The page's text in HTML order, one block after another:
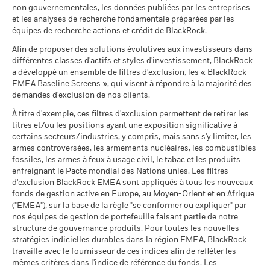
passées.Les performances passées ne sont pas un indicateur
fiable des performances futures. Les marchés pourraient
évoluer très différemment. Ceci peut vous aider à évaluer la
façon dont le fonds a été géré dans le passé
La performance est indiquée sur la base de la Valeur nette
d’inventaire (VNI), avec le revenu brut réinvesti le cas échéant.
Le rendement de votre investissement peut augmenter ou
diminuer en raison des fluctuations des devises si votre
investissement est effectué dans une devise autre que celle
utilisée dans le calcul des performances passées. Source :
Blackrock
Défavorable
Ce que vous pourriez obtenir après
Rendement annuel moyen
Intermédiaire
Ce que vous pourriez obtenir après
Rendement annuel moyen
Favorable
Ce que vous pourriez obtenir après
Rendement annuel moyen
Le scénario de tension montre ce que vous pourriez obtenir
dans des situations de marché extrêmes.
reposent les Caractéristiques de durabilité, utilisez les liens
ci-dessous.
Notation des fonds ESG MSCI
au 17/juil./2026
AA
Pointage de qualité ESG
MSCI (0-10)
au 17/juil./2026
Classification mondiale des
fonds selon Lipper
au 17/juil./2026
Mixed Asset USD Flexible -
Global
Moyenne pondérée de
l'intensité carbone MSCI
(tonnes de CO2e/M$ de
ventes)
au 17/juil./2026
% des avoirs à l'égard
desquels des données ESG
au 17/juil./2026
78,99
MSCI - Armes à feu civiles
au 30/juin/2026
0,00%
MSCI - Tabac
au 30/juin/2026
MSCI - Contrevenants au
Pacte mondial des Nations
Unies
au 30/juin/2026
0,00%
MSCI - Charbon thermique
au 30/juin/2026
0,00%
MSCI - Sables bitumineux
au 30/juin/2026
0,00%
Données sur la
participation aux secteurs
d'activité
au 30/juin/2026
66,62%
Pourcentage des avoirs du
fonds à l'égard desquels
audited financial statements (French)
Sustainability related disclosure -
GAFOESG_AG (en)
Sustainability related disclosure -
GAFOESG_AG (fr)
BlackRock Global Funds - Prospectus (French
- France)
BlackRock Global Funds - Prospectus
(English)
BlackRock Global Funds - Prospectus (French
- Belgium^France)
non gouvernementales, les données publiées par les entreprises
et les analyses de recherche fondamentale préparées par les
équipes de recherche actions et crédit de BlackRock.
Afin de proposer des solutions évolutives aux investisseurs dans
différentes classes d'actifs et styles d'investissement, BlackRock
a développé un ensemble de filtres d'exclusion, les « BlackRock
EMEA Baseline Screens », qui visent à répondre à la majorité des
demandes d'exclusion de nos clients.
À titre d'exemple, ces filtres d'exclusion permettent de retirer les
titres et/ou les positions ayant une exposition significative à
certains secteurs/industries, y compris, mais sans s'y limiter, les
armes controversées, les armements nucléaires, les combustibles
fossiles, les armes à feux à usage civil, le tabac et les produits
enfreignant le Pacte mondial des Nations unies. Les filtres
d'exclusion BlackRock EMEA sont appliqués à tous les nouveaux
fonds de gestion active en Europe, au Moyen-Orient et en Afrique
("EMEA"), sur la base de la règle "se conformer ou expliquer" par
nos équipes de gestion de portefeuille faisant partie de notre
structure de gouvernance produits. Pour toutes les nouvelles
stratégies indicielles durables dans la région EMEA, BlackRock
travaille avec le fournisseur de ces indices afin de refléter les
mêmes critères dans l'indice de référence du fonds. Les